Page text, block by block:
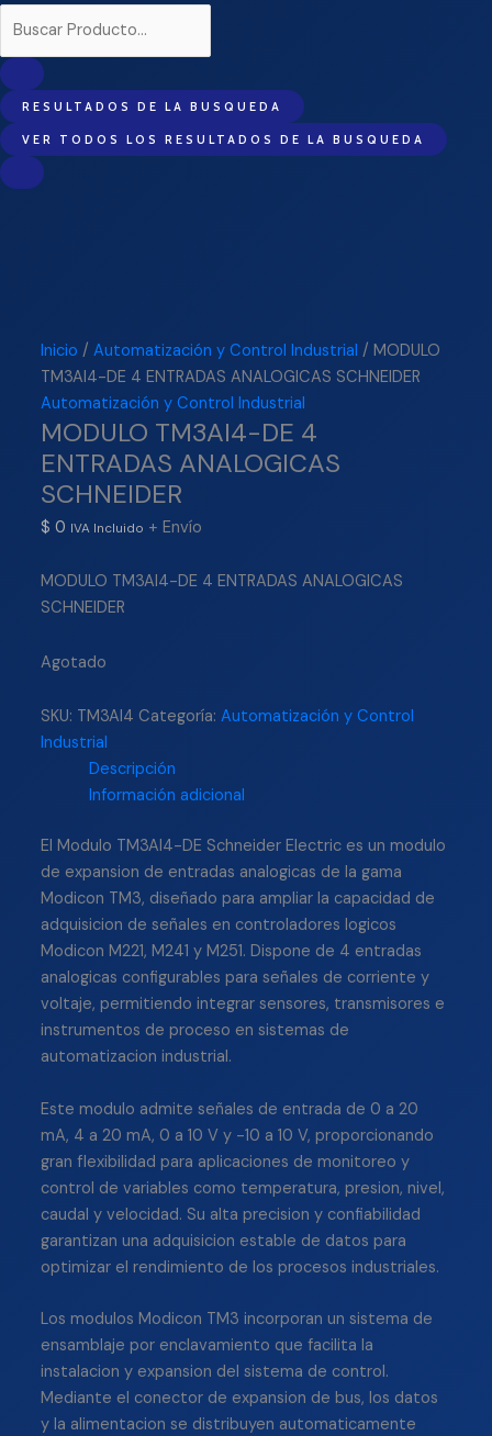
RESULTADOS DE LA BUSQUEDA
VER TODOS LOS RESULTADOS DE LA BUSQUEDA
Inicio /Automatización y Control Industrial / MODULO
TM3AI4-DE 4 ENTRADAS ANALOGICAS SCHNEIDER
Automatización y Control Industrial
MODULO TM3AI4-DE 4
ENTRADAS ANALOGICAS
SCHNEIDER
$ 0 IVA Incluido + Envío
MODULO TM3AI4-DE 4 ENTRADAS ANALOGICAS
SCHNEIDER
Agotado
SKU: TM3AI4 Categoría:Automatización y Control
Industrial
Descripción
Información adicional
El Modulo TM3AI4-DE Schneider Electric es un modulo
de expansion de entradas analogicas de la gama
Modicon TM3, diseñado para ampliar la capacidad de
adquisicion de señales en controladores logicos
Modicon M221, M241 y M251. Dispone de 4 entradas
analogicas configurables para señales de corriente y
voltaje, permitiendo integrar sensores, transmisores e
instrumentos de proceso en sistemas de
automatizacion industrial.
Este modulo admite señales de entrada de 0 a 20
mA, 4 a 20 mA, 0 a 10 V y -10 a 10 V, proporcionando
gran flexibilidad para aplicaciones de monitoreo y
control de variables como temperatura, presion, nivel,
caudal y velocidad. Su alta precision y confiabilidad
garantizan una adquisicion estable de datos para
optimizar el rendimiento de los procesos industriales.
Los modulos Modicon TM3 incorporan un sistema de
ensamblaje por enclavamiento que facilita la
instalacion y expansion del sistema de control.
Mediante el conector de expansion de bus, los datos
y la alimentacion se distribuyen automaticamente